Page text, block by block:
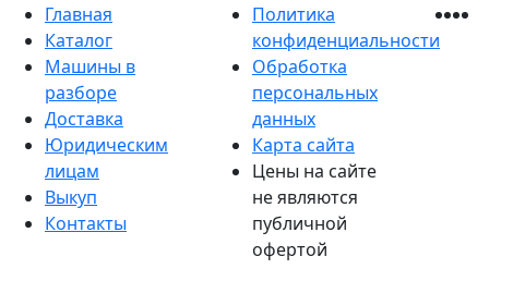
Главная
Каталог
Машины в
разборе
Доставка
Юридическим
лицам
Выкуп
Контакты
Политика
конфиденциальности
Обработка
персональных
данных
Карта сайта
Цены на сайте
не являются
публичной
офертой